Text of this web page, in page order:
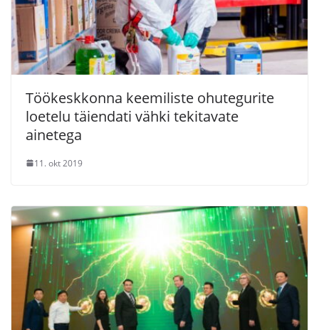
Töökeskkonna keemiliste ohutegurite
loetelu täiendati vähki tekitavate
ainetega
11. okt 2019